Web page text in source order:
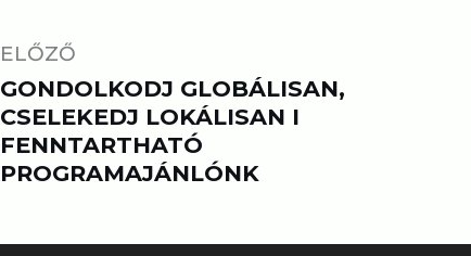
ELŐZŐ
GONDOLKODJ GLOBÁLISAN,
CSELEKEDJ LOKÁLISAN I
FENNTARTHATÓ
PROGRAMAJÁNLÓNK